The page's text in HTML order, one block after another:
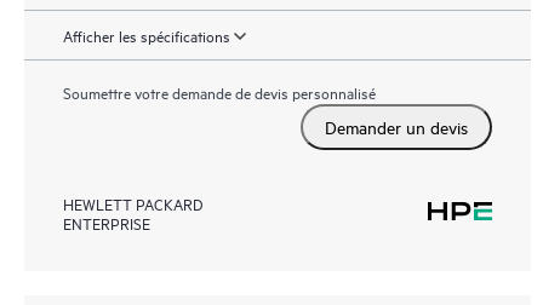
Afficher les spécifications
Soumettre votre demande de devis personnalisé
Demander un devis
HEWLETT PACKARD
ENTERPRISE